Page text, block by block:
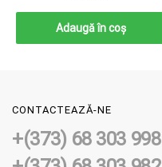
Adaugă în coș
CONTACTEAZĂ-NE
+(373) 68 303 998